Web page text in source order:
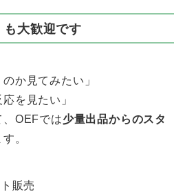
も大歓迎です
か見てみたい」
を見たい」
、OEFでは少量出品からのスタ
。
販売